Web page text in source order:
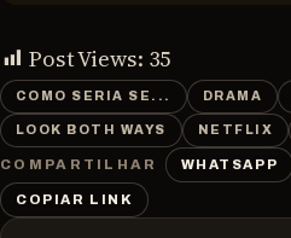
Post Views: 35
COMO SERIA SE... DRAMA
LOOK BOTH WAYS NETFLIX
COMPARTILHAR WHATSAPP
COPIAR LINK